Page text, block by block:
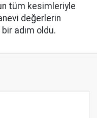
tüm kesimleriyle
değerlerin
adım oldu.